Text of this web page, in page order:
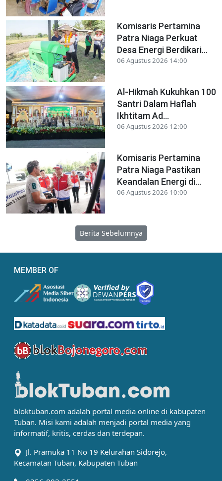
Komisaris Pertamina
Patra Niaga Perkuat
Desa Energi Berdikari...
06 Agustus 2026 14:00
Al-Hikmah Kukuhkan 100
Santri Dalam Haflah
Ikhtitam Ad...
06 Agustus 2026 12:00
Komisaris Pertamina
Patra Niaga Pastikan
Keandalan Energi di...
06 Agustus 2026 10:00
Berita Sebelumnya
MEMBER OF
bloktuban.com adalah portal media online di kabupaten
Tuban. Misi kami adalah menjadi portal media yang
informatif, kritis, cerdas dan terdepan.
Jl. Pramuka 11 No 19 Kelurahan Sidorejo,
Kecamatan Tuban, Kabupaten Tuban